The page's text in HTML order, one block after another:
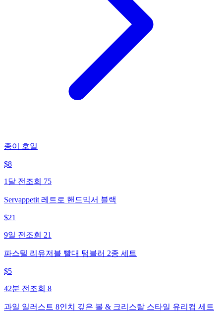
종이 호일
$8
1달 전 조회 75
Servappetit 레트로 핸드믹서 블랙
$21
9일 전 조회 21
파스텔 리유저블 빨대 텀블러 2종 세트
$5
42분 전 조회 8
과일 일러스트 8인치 깊은 볼 & 크리스탈 스타일 유리컵 세트